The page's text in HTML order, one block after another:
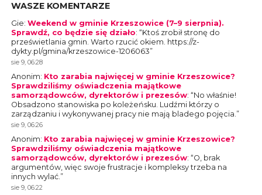
WASZE KOMENTARZE
Gie: Weekend w gminie Krzeszowice (7–9 sierpnia).
Sprawdź, co będzie się działo: “Ktoś zrobił stronę do
prześwietlania gmin. Warto rzucić okiem. https://z-
dykty.pl/gmina/krzeszowice-1206063”
sie 9, 06:28
Anonim: Kto zarabia najwięcej w gminie Krzeszowice?
Sprawdziliśmy oświadczenia majątkowe
samorządowców, dyrektorów i prezesów: “No właśnie!
Obsadzono stanowiska po koleżeńsku. Ludźmi którzy o
zarządzaniu i wykonywanej pracy nie mają bladego pojęcia.”
sie 9, 06:26
Anonim: Kto zarabia najwięcej w gminie Krzeszowice?
Sprawdziliśmy oświadczenia majątkowe
samorządowców, dyrektorów i prezesów: “O, brak
argumentów, więc swoje frustracje i kompleksy trzeba na
innych wylać.”
sie 9, 06:22